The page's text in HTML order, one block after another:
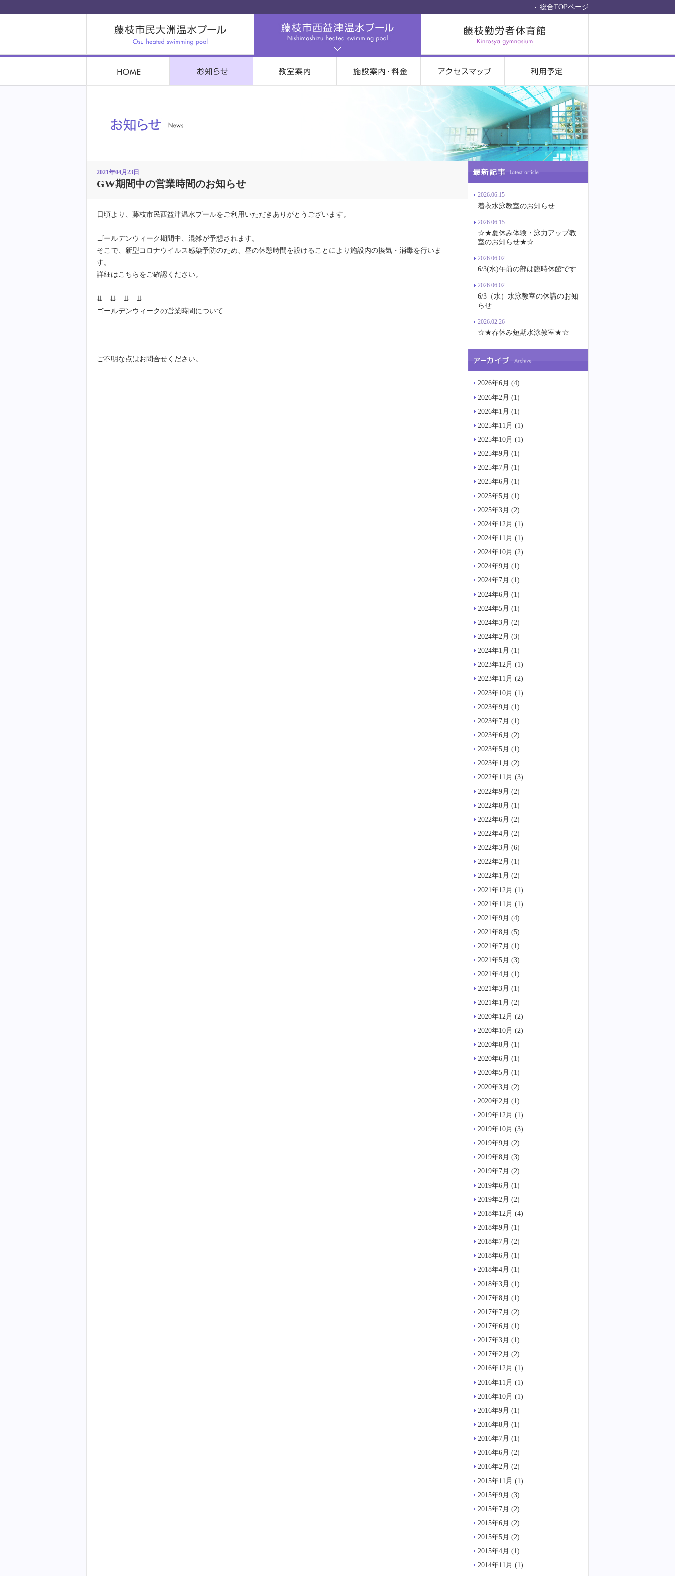
総合TOPページ
2021年04月23日
GW期間中の営業時間のお知らせ
日頃より、藤枝市民西益津温水プールをご利用いただきありがとうございます。
ゴールデンウィーク期間中、混雑が予想されます。
そこで、新型コロナウイルス感染予防のため、昼の休憩時間を設けることにより施設内の換気・消毒を行いま
す。
詳細はこちらをご確認ください。
⇊ ⇊ ⇊ ⇊
ゴールデンウィークの営業時間について
ご不明な点はお問合せください。
2026.06.15
着衣水泳教室のお知らせ
2026.06.15
☆★夏休み体験・泳力アップ教
室のお知らせ★☆
2026.06.02
6/3(水)午前の部は臨時休館です
2026.06.02
6/3（水）水泳教室の休講のお知
らせ
2026.02.26
☆★春休み短期水泳教室★☆
2026年6月 (4)
2026年2月 (1)
2026年1月 (1)
2025年11月 (1)
2025年10月 (1)
2025年9月 (1)
2025年7月 (1)
2025年6月 (1)
2025年5月 (1)
2025年3月 (2)
2024年12月 (1)
2024年11月 (1)
2024年10月 (2)
2024年9月 (1)
2024年7月 (1)
2024年6月 (1)
2024年5月 (1)
2024年3月 (2)
2024年2月 (3)
2024年1月 (1)
2023年12月 (1)
2023年11月 (2)
2023年10月 (1)
2023年9月 (1)
2023年7月 (1)
2023年6月 (2)
2023年5月 (1)
2023年1月 (2)
2022年11月 (3)
2022年9月 (2)
2022年8月 (1)
2022年6月 (2)
2022年4月 (2)
2022年3月 (6)
2022年2月 (1)
2022年1月 (2)
2021年12月 (1)
2021年11月 (1)
2021年9月 (4)
2021年8月 (5)
2021年7月 (1)
2021年5月 (3)
2021年4月 (1)
2021年3月 (1)
2021年1月 (2)
2020年12月 (2)
2020年10月 (2)
2020年8月 (1)
2020年6月 (1)
2020年5月 (1)
2020年3月 (2)
2020年2月 (1)
2019年12月 (1)
2019年10月 (3)
2019年9月 (2)
2019年8月 (3)
2019年7月 (2)
2019年6月 (1)
2019年2月 (2)
2018年12月 (4)
2018年9月 (1)
2018年7月 (2)
2018年6月 (1)
2018年4月 (1)
2018年3月 (1)
2017年8月 (1)
2017年7月 (2)
2017年6月 (1)
2017年3月 (1)
2017年2月 (2)
2016年12月 (1)
2016年11月 (1)
2016年10月 (1)
2016年9月 (1)
2016年8月 (1)
2016年7月 (1)
2016年6月 (2)
2016年2月 (2)
2015年11月 (1)
2015年9月 (3)
2015年7月 (2)
2015年6月 (2)
2015年5月 (2)
2015年4月 (1)
2014年11月 (1)